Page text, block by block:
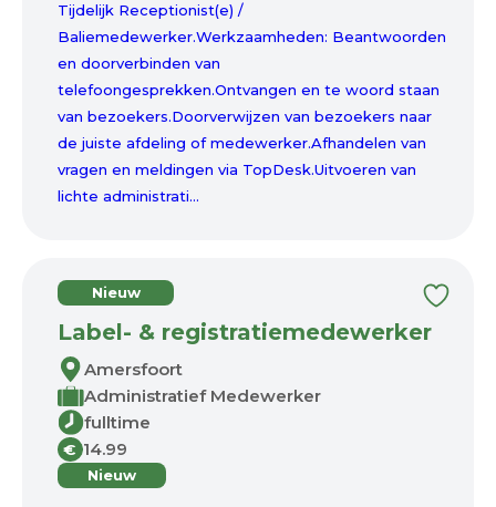
Tijdelijk Receptionist(e) /
Baliemedewerker.Werkzaamheden: Beantwoorden
en doorverbinden van
telefoongesprekken.Ontvangen en te woord staan
van bezoekers.Doorverwijzen van bezoekers naar
de juiste afdeling of medewerker.Afhandelen van
vragen en meldingen via TopDesk.Uitvoeren van
lichte administrati...
Nieuw
Label- & registratiemedewerker
Amersfoort
Administratief Medewerker
fulltime
€ 14.99
Nieuw